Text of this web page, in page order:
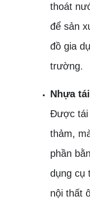
thoát
để sản
đồ gia
trường.
Nhựa
Được tái
thảm,
phần
dụng cụ
nội thất